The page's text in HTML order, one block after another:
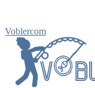
Voblercom